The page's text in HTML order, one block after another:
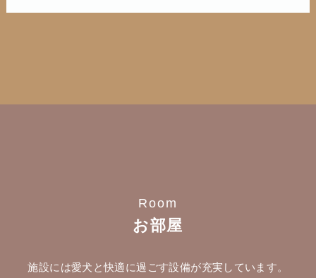
Room
お部屋
施設には愛犬と快適に過ごす設備が充実しています。